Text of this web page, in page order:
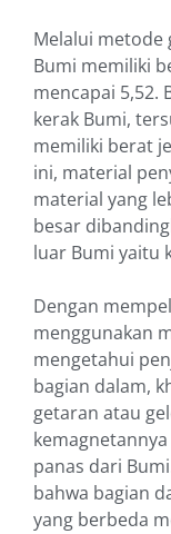
Melalui metode
Bumi memiliki
mencapai 5,52.
kerak Bumi,
memiliki berat
ini, material
material yang
besar
luar Bumi yaitu
Dengan
menggunakan
mengetahui
bagian dalam,
getaran atau
panas dari
bahwa bagian
yang berbeda